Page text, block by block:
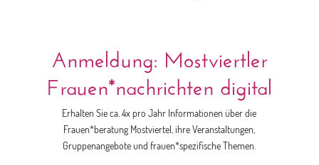
Anmeldung: Mostviertler
Frauen*nachrichten digital
Erhalten Sie ca. 4x pro Jahr Informationen über die
Frauen*beratung Mostviertel, ihre Veranstaltungen,
Gruppenangebote und frauen*spezifische Themen.